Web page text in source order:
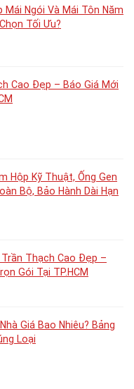
Mái Ngói Và Mái Tôn Năm
Tối Ưu?
Cao Đẹp – Báo Giá Mới
Hộp Kỹ Thuật, Ống Gen
Bộ, Bảo Hành Dài Hạn
Trần Thạch Cao Đẹp –
Gói Tại TP.HCM
Giá Bao Nhiêu? Bảng
Loại